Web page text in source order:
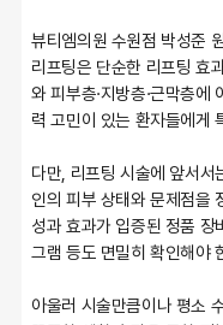
뷰티엠의원 수원점 박성준
리프팅은 단순한 리프팅 효
와 피부층·지방층·근막층에
력 고민이 있는 환자들에게
다만, 리프팅 시술에 앞서서
인의 피부 상태와 문제점을
성과 효과가 입증된 정품 장
그램 등도 면밀히 확인해야
아울러 시술만큼이나 평소